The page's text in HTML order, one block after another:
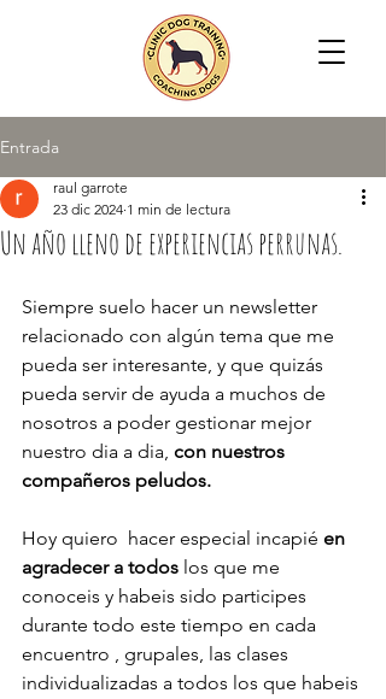
Entrada
Un año lleno de experiencias perrunas.
raul garrote
23 dic 2024 1 min de lectura
Siempre suelo hacer un newsletter
relacionado con algún tema que me
pueda ser interesante, y que quizás
pueda servir de ayuda a muchos de
nosotros a poder gestionar mejor
nuestro dia a dia, con nuestros
compañeros peludos.
Hoy quiero  hacer especial incapié en
agradecer a todos los que me
conoceis y habeis sido participes
durante todo este tiempo en cada
encuentro , grupales, las clases
individualizadas a todos los que habeis